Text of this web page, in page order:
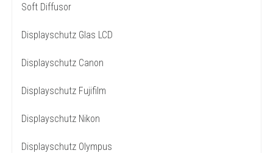
Soft Diffusor
Displayschutz Glas LCD
Displayschutz Canon
Displayschutz Fujifilm
Displayschutz Nikon
Displayschutz Olympus